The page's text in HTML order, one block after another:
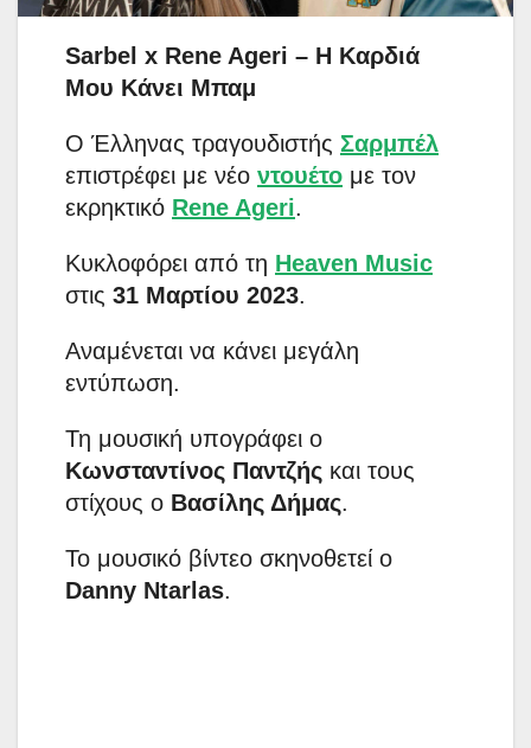
Sarbel x Rene Ageri – Η Καρδιά
Μου Κάνει Μπαμ
Ο Έλληνας τραγουδιστής Σαρμπέλ
επιστρέφει με νέο ντουέτο με τον
εκρηκτικό Rene Ageri.
Κυκλοφόρει από τη Heaven Music
στις 31 Μαρτίου 2023.
Αναμένεται να κάνει μεγάλη
εντύπωση.
Τη μουσική υπογράφει ο
Κωνσταντίνος Παντζής και τους
στίχους ο Βασίλης Δήμας.
Το μουσικό βίντεο σκηνοθετεί ο
Danny Ntarlas.